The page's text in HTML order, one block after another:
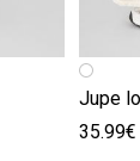
Image
Image
Jupe
35.99€